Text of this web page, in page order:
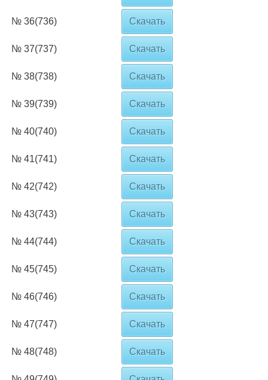
№ 36(736) Скачать
№ 37(737) Скачать
№ 38(738) Скачать
№ 39(739) Скачать
№ 40(740) Скачать
№ 41(741) Скачать
№ 42(742) Скачать
№ 43(743) Скачать
№ 44(744) Скачать
№ 45(745) Скачать
№ 46(746) Скачать
№ 47(747) Скачать
№ 48(748) Скачать